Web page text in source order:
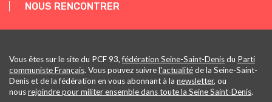
NOUS RENCONTRER
Vous êtes sur le site du PCF 93,fédération Seine-Saint-Denisdu Parti
communiste Français. Vous pouvez suivrel'actualitéde la Seine-Saint-
Denis et de la fédération en vous abonnant à la newsletter, ou
nousrejoindre pour militer ensemble dans toute la Seine Saint-Denis.